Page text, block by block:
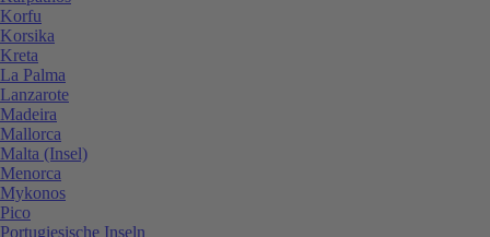
Korfu
Korsika
Kreta
La Palma
Lanzarote
Madeira
Mallorca
Malta (Insel)
Menorca
Mykonos
Pico
Portugiesische Inseln